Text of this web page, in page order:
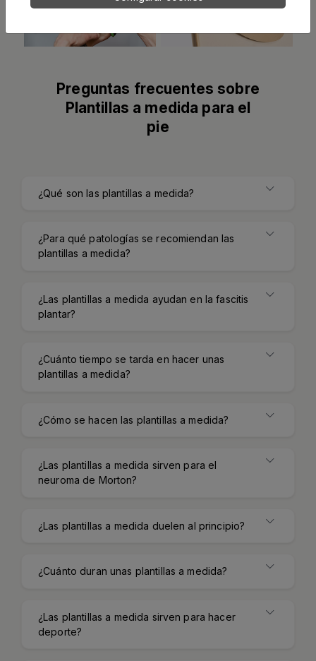
Preguntas frecuentes sobre
Plantillas a medida para el
pie
¿Qué son las plantillas a medida?
¿Para qué patologías se recomiendan las
plantillas a medida?
¿Las plantillas a medida ayudan en la fascitis
plantar?
¿Cuánto tiempo se tarda en hacer unas
plantillas a medida?
¿Cómo se hacen las plantillas a medida?
¿Las plantillas a medida sirven para el
neuroma de Morton?
¿Las plantillas a medida duelen al principio?
¿Cuánto duran unas plantillas a medida?
¿Las plantillas a medida sirven para hacer
deporte?